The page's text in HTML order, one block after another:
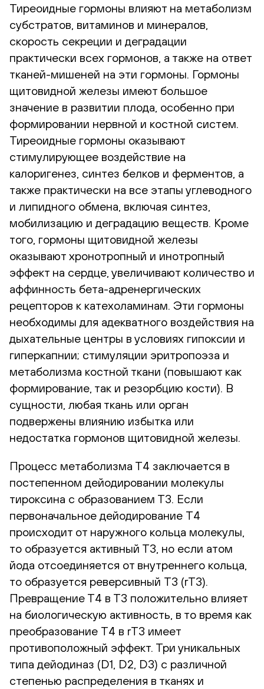
Тиреоидные гормоны влияют на метаболизм
субстратов, витаминов и минералов,
скорость секреции и деградации
практически всех гормонов, а также на ответ
тканей-мишеней на эти гормоны. Гормоны
щитовидной железы имеют большое
значение в развитии плода, особенно при
формировании нервной и костной систем.
Тиреоидные гормоны оказывают
стимулирующее воздействие на
калоригенез, синтез белков и ферментов, а
также практически на все этапы углеводного
и липидного обмена, включая синтез,
мобилизацию и деградацию веществ. Кроме
того, гормоны щитовидной железы
оказывают хронотропный и инотропный
эффект на сердце, увеличивают количество и
аффинность бета-адренергических
рецепторов к катехоламинам. Эти гормоны
необходимы для адекватного воздействия на
дыхательные центры в условиях гипоксии и
гиперкапнии; стимуляции эритропоэза и
метаболизма костной ткани (повышают как
формирование, так и резорбцию кости). В
сущности, любая ткань или орган
подвержены влиянию избытка или
недостатка гормонов щитовидной железы.
Процесс метаболизма Т4 заключается в
постепенном дейодировании молекулы
тироксина с образованием Т3. Если
первоначальное дейодирование T4
происходит от наружного кольца молекулы,
то образуется активный Т3, но если атом
йода отсоединяется от внутреннего кольца,
то образуется реверсивный T3 (rT3).
Превращение Т4 в Т3 положительно влияет
на биологическую активность, в то время как
преобразование T4 в rT3 имеет
противоположный эффект. Три уникальных
типа дейодиназ (D1, D2, D3) с различной
степенью распределения в тканях и